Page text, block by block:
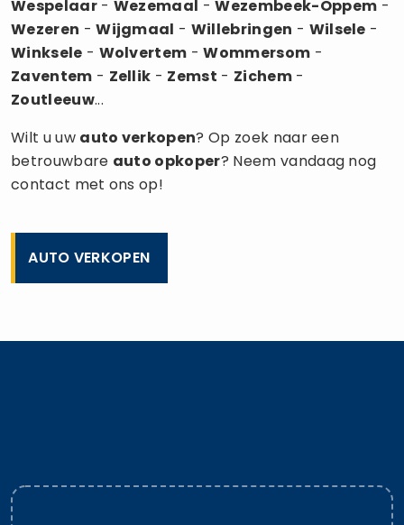
Wespelaar- Wezemaal -Wezembeek-Oppem -
Wezeren -Wijgmaal - Willebringen - Wilsele -
Winksele - Wolvertem -Wommersom -
Zaventem - Zellik - Zemst - Zichem-
Zoutleeuw...
Wilt u uw auto verkopen? Op zoek naar een
betrouwbare auto opkoper? Neem vandaag nog
contact met ons op!
AUTO VERKOPEN